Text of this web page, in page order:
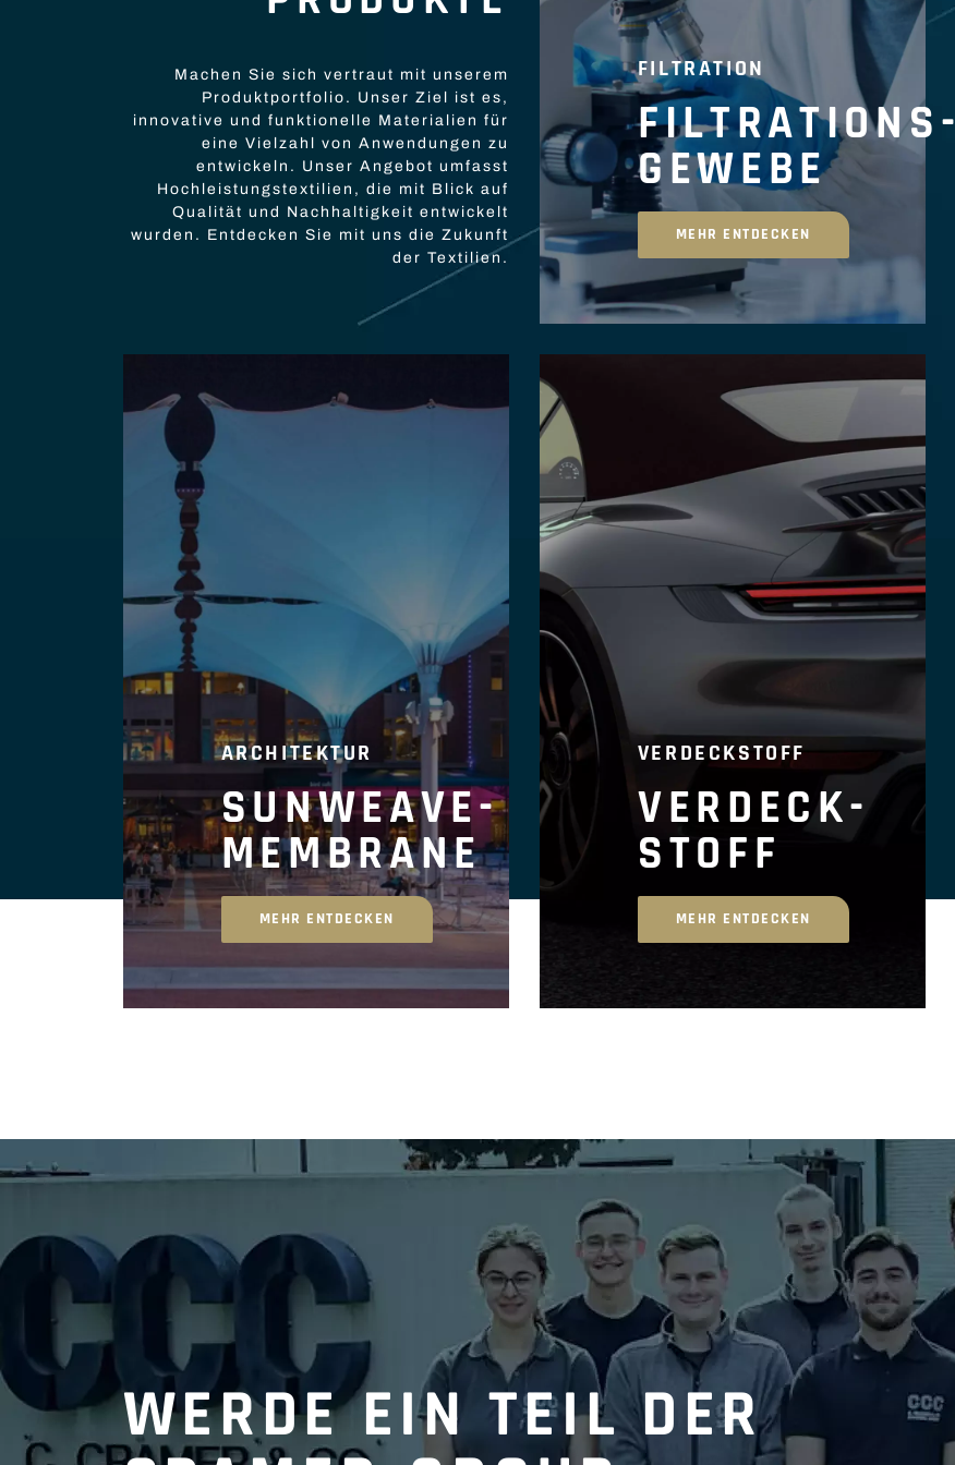
Machen Sie sich vertraut mit unserem
Produktportfolio. Unser Ziel ist es,
innovative und funktionelle Materialien für
eine Vielzahl von Anwendungen zu
entwickeln. Unser Angebot umfasst
Hochleistungstextilien, die mit Blick auf
Qualität und Nachhaltigkeit entwickelt
wurden. Entdecken Sie mit uns die Zukunft
der Textilien.
FILTRATION
FILTRATIONS-
GEWEBE
MEHR ENTDECKEN
ARCHITEKTUR
SUNWEAVE-
MEMBRANE
MEHR ENTDECKEN
VERDECKSTOFF
VERDECK-
STOFF
MEHR ENTDECKEN
WERDE EIN TEIL DER